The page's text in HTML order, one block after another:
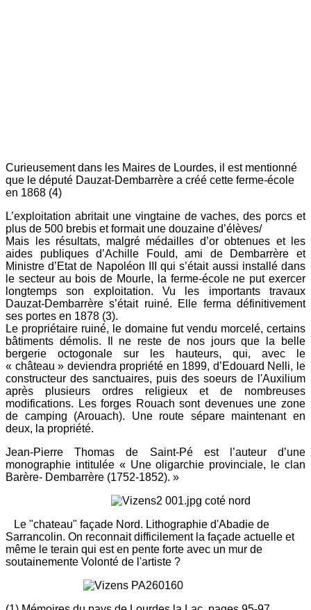
Curieusement dans les Maires de Lourdes, il est mentionné
que le député Dauzat-Dembarrère a créé cette ferme-école
en 1868 (4)
L’exploitation abritait une vingtaine de vaches, des porcs et
plus de 500 brebis et formait une douzaine d’élèves/
Mais les résultats, malgré médailles d’or obtenues et les
aides publiques d’Achille Fould, ami de Dembarrère et
Ministre d’Etat de Napoléon III qui s’était aussi installé dans
le secteur au bois de Mourle, la ferme-école ne put exercer
longtemps son exploitation. Vu les importants travaux
Dauzat-Dembarrère s’était ruiné. Elle ferma définitivement
ses portes en 1878 (3).
Le propriétaire ruiné, le domaine fut vendu morcelé, certains
bâtiments démolis. Il ne reste de nos jours que la belle
bergerie octogonale sur les hauteurs, qui, avec le
« château » deviendra propriété en 1899, d’Edouard Nelli, le
constructeur des sanctuaires, puis des soeurs de l'Auxilium
après plusieurs ordres religieux et de nombreuses
modifications. Les forges Rouach sont devenues une zone
de camping (Arouach). Une route sépare maintenant en
deux, la propriété.
Jean-Pierre Thomas de Saint-Pé est l’auteur d’une
monographie intitulée « Une oligarchie provinciale, le clan
Barère- Dembarrère (1752-1852). »
Le "chateau" façade Nord. Lithographie d'Abadie de
Sarrancolin. On reconnait difficilement la façade actuelle et
même le terain qui est en pente forte avec un mur de
soutainemente Volonté de l'artiste ?